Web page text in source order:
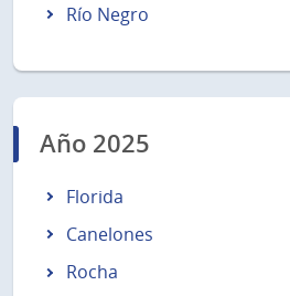
Río Negro
Año 2025
Florida
Canelones
Rocha